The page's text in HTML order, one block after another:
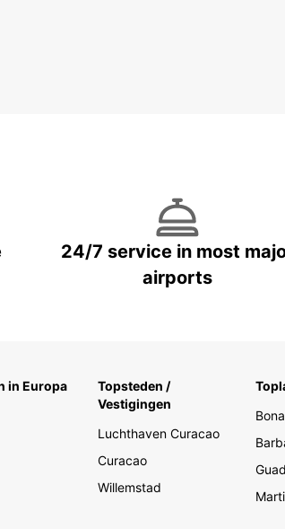
24/7 service in most
airports
in Europa
Topsteden /
Vestigingen
Luchthaven Curacao
Curacao
Willemstad